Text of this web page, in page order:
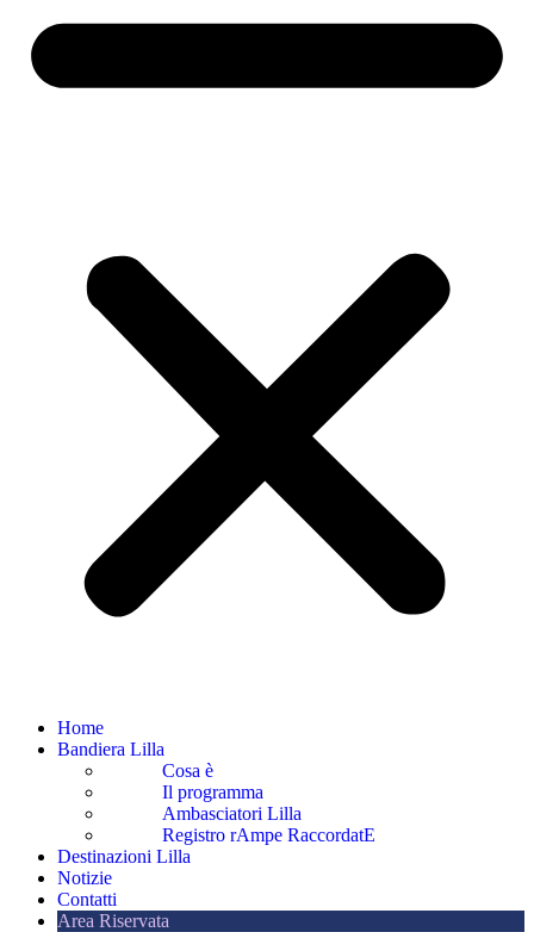
Home
Bandiera Lilla
Cosa è
Il programma
Ambasciatori Lilla
Registro rAmpe RaccordatE
Destinazioni Lilla
Notizie
Contatti
Area Riservata